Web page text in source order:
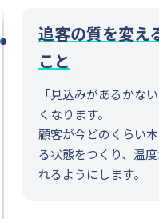
追客の質を変え
こと
「見込みがあるかな
くなります。
顧客が今どのくらい
る状態をつくり、温
れるようにします。